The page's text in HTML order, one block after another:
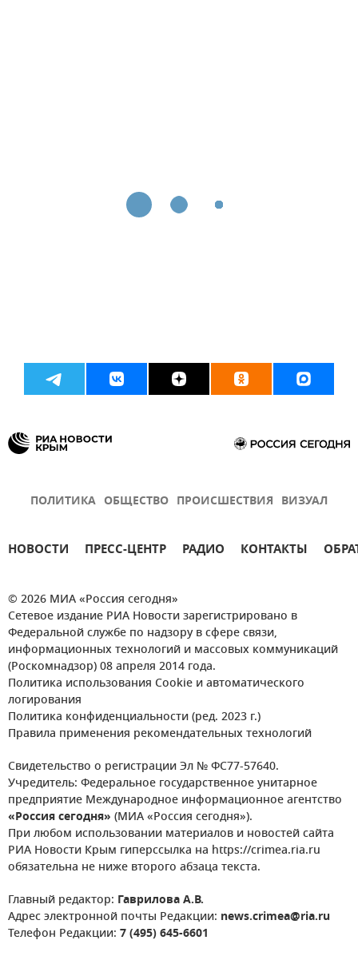
ПОЛИТИКА ОБЩЕСТВО ПРОИСШЕСТВИЯ ВИЗУАЛ
НОВОСТИ ПРЕСС-ЦЕНТР РАДИО КОНТАКТЫ
© 2026 МИА «Россия сегодня»
Сетевое издание РИА Новости зарегистрировано в
Федеральной службе по надзору в сфере связи,
информационных технологий и массовых коммуникаций
(Роскомнадзор) 08 апреля 2014 года.
Политика использования Cookie и автоматического
логирования
Политика конфиденциальности (ред. 2023 г.)
Правила применения рекомендательных технологий
Свидетельство о регистрации Эл № ФС77-57640.
Учредитель: Федеральное государственное унитарное
предприятие Международное информационное агентство
«Россия сегодня» (МИА «Россия сегодня»).
При любом использовании материалов и новостей сайта
РИА Новости Крым гиперссылка на https://crimea.ria.ru
обязательна не ниже второго абзаца текста.
Главный редактор: Гаврилова А.В.
Адрес электронной почты Редакции: news.crimea@ria.ru
Телефон Редакции: 7 (495) 645-6601